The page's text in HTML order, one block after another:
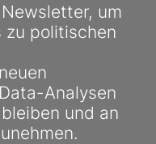
um
politischen
Analysen
und an